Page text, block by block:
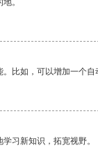
。
比如，可以增加一个
习新知识，拓宽视野。